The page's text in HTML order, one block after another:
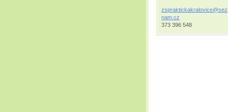
zspraktickakralovice@sez
nam.cz
373 396 548